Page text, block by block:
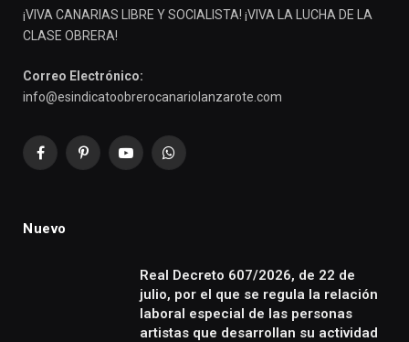
¡VIVA CANARIAS LIBRE Y SOCIALISTA! ¡VIVA LA LUCHA DE LA
CLASE OBRERA!
Correo Electrónico:
info@esindicatoobrerocanariolanzarote.com
FacebookPinterestYouTubeWhatsApp
Nuevo
Real Decreto 607/2026, de 22 de
julio, por el que se regula la relación
laboral especial de las personas
artistas que desarrollan su actividad